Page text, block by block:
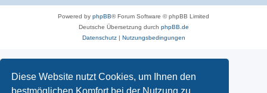
Diese Website nutzt Cookies, um Ihnen den
bestmöglichen Komfort bei der Nutzung zu
Powered by phpBB® Forum Software © phpBB Limited
Deutsche Übersetzung durch phpBB.de
Datenschutz| Nutzungsbedingungen